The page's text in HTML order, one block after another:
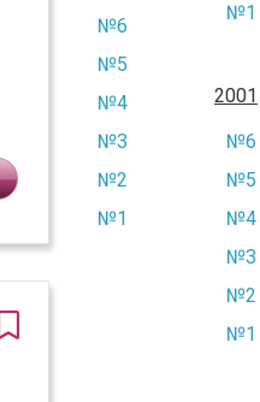
№1
№6
№5
№4
№3
№2
№1
2001
№6
№5
№4
№3
№2
№1